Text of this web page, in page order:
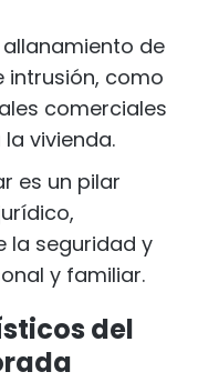
de
como
comerciales
vivienda.
es un pilar
la seguridad y
y familiar.
del